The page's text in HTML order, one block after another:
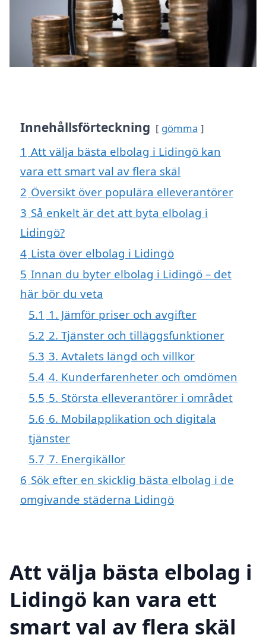
Innehållsförteckning gömma
1 Att välja bästa elbolag i Lidingö kan
vara ett smart val av flera skäl
2 Översikt över populära elleverantörer
3 Så enkelt är det att byta elbolag i
Lidingö?
4 Lista över elbolag i Lidingö
5 Innan du byter elbolag i Lidingö – det
här bör du veta
5.1 1. Jämför priser och avgifter
5.2 2. Tjänster och tilläggsfunktioner
5.3 3. Avtalets längd och villkor
5.4 4. Kunderfarenheter och omdömen
5.5 5. Största elleverantörer i området
5.6 6. Mobilapplikation och digitala
tjänster
5.7 7. Energikällor
6 Sök efter en skicklig bästa elbolag i de
omgivande städerna Lidingö
Att välja bästa elbolag i
Lidingö kan vara ett
smart val av flera skäl